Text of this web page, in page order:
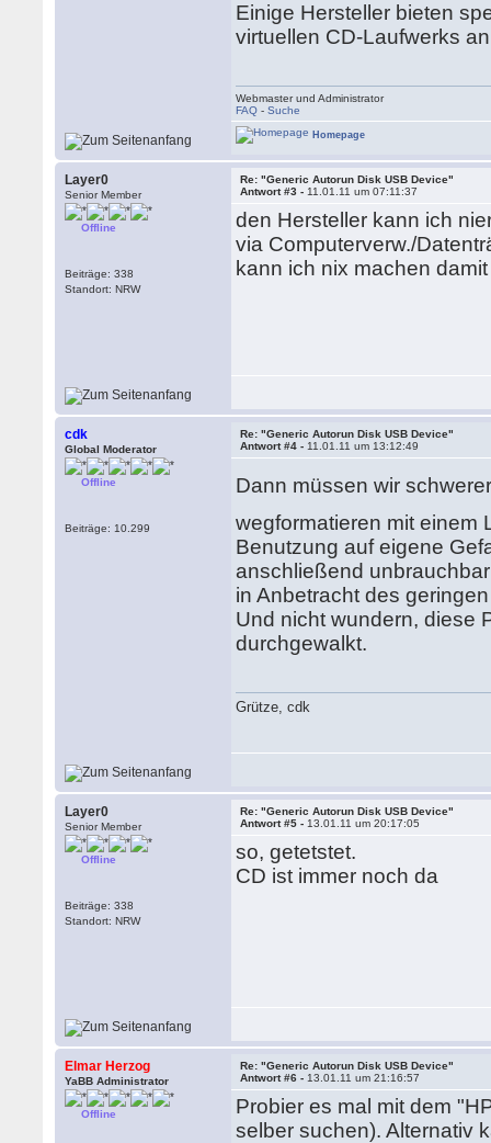
Einige Hersteller bieten
virtuellen CD-Laufwerks
Webmaster und Administrator
FAQ -Suche
Homepage
Layer0
Senior Member
Offline
Beiträge: 338
Standort: NRW
Re: "Generic Autorun Disk USB Device"
Antwort #3 - 11.01.11 um 07:11:37
den Hersteller kann ich
via Computerverw./
kann ich nix machen damit
cdk
Global Moderator
Offline
Beiträge: 10.299
Re: "Generic Autorun Disk USB Device"
Antwort #4 - 11.01.11 um 13:12:49
Dann müssen wir
wegformatieren mit einem
Benutzung auf eigene
anschließend
in Anbetracht des
Und nicht wundern, diese
durchgewalkt.
Grütze, cdk
Layer0
Senior Member
Offline
Beiträge: 338
Standort: NRW
Re: "Generic Autorun Disk USB Device"
Antwort #5 - 13.01.11 um 20:17:05
so, getetstet.
CD ist immer noch da
Elmar Herzog
YaBB Administrator
Offline
Re: "Generic Autorun Disk USB Device"
Antwort #6 - 13.01.11 um 21:16:57
Probier es mal mit dem
selber suchen). Alternativ